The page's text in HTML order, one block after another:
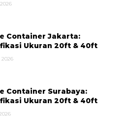
Container Jakarta:
Ukuran 20ft & 40ft
2026
Container Surabaya:
Ukuran 20ft & 40ft